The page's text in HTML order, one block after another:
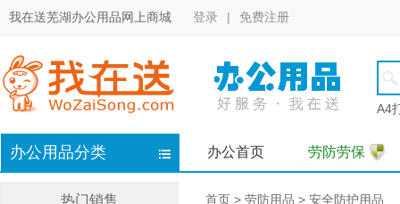
我在送芜湖办公用品网上商城 登录 | 免费注册
A4
办公用品分类 办公首页 劳防劳保
热门销售 首页 > 劳防用品 > 安全防护用品